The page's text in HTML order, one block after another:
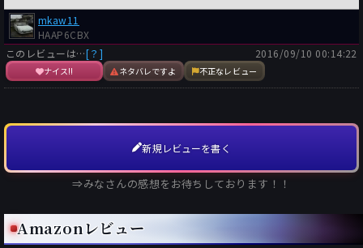
mkaw11
HAAP6CBX
このレビューは…[？]
ナイス!! ネタバレですよ 不正なレビュー
2016/09/10 00:14:22
新規レビューを書く
⇒みなさんの感想をお待ちしております！！
Amazonレビュー